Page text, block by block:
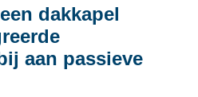
dakkapel
aan passieve